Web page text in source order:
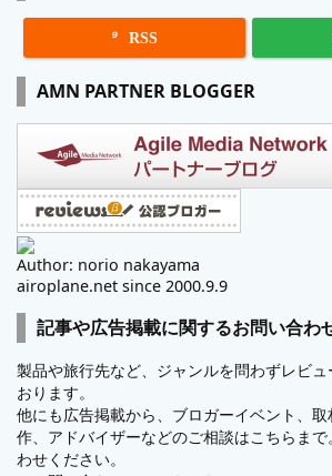
 RSS
AMN PARTNER BLOGGER
Author: norio nakayama
airoplane.net since 2000.9.9
記事や広告掲載に関するお問い合わ
製品や旅行先など、ジャンルを問わずレビ
おります。
他にも広告掲載から、ブロガーイベント、
作、アドバイザーなどのご相談はこちらま
わせください。